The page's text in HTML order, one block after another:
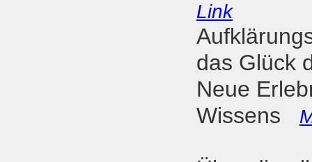
Link
das Glück
Neue
Wissens